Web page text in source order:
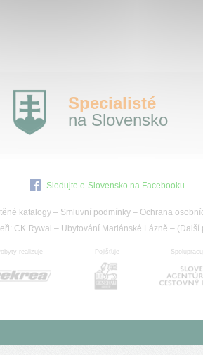
Specialisté
na Slovensko
Sledujte e-Slovensko na Facebooku
katalogy– Smluvní podmínky– Ochrana
CK Rywal – Ubytování Mariánské Lázně – (Další
realizuje Pojišťuje